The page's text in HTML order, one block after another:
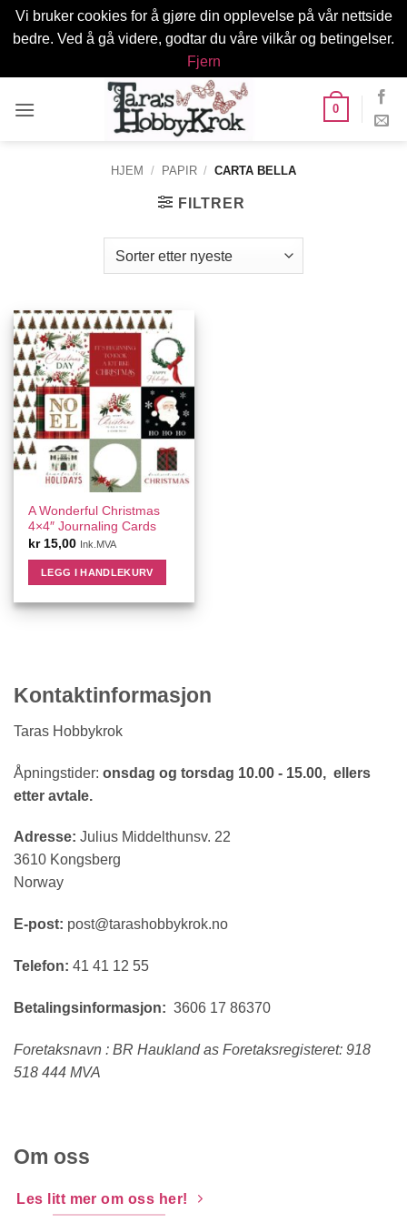
Vi bruker cookies for å gjøre din opplevelse på vår nettside
bedre. Ved å gå videre, godtar du våre vilkår og betingelser.
Fjern
0
HJEM / PAPIR / CARTA BELLA
FILTRER
A Wonderful Christmas
4×4″ Journaling Cards
kr15,00 Ink.MVA
LEGG I HANDLEKURV
Kontaktinformasjon
Taras Hobbykrok
Åpningstider: onsdag og torsdag 10.00 - 15.00, ellers
etter avtale.
Adresse: Julius Middelthunsv. 22
3610 Kongsberg
Norway
E-post: post@tarashobbykrok.no
Telefon: 41 41 12 55
Betalingsinformasjon: 3606 17 86370
Foretaksnavn : BR Haukland as Foretaksregisteret: 918
518 444 MVA
Om oss
Les litt mer om oss her!